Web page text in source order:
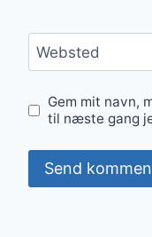
Websted
Gem mit navn,
til næste gang